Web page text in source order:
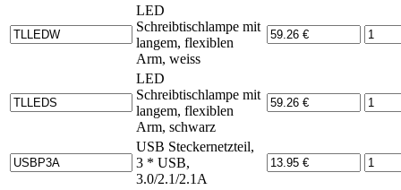
LED
Schreibtischlampe mit
langem, flexiblen
Arm, weiss
LED
Schreibtischlampe mit
langem, flexiblen
Arm, schwarz
USB Steckernetzteil,
3 * USB,
3.0/2.1/2.1A